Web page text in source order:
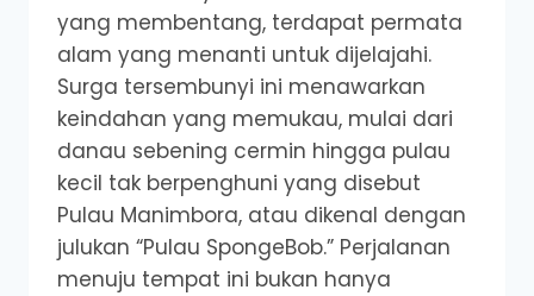
yang membentang, terdapat permata
alam yang menanti untuk dijelajahi.
Surga tersembunyi ini menawarkan
keindahan yang memukau, mulai dari
danau sebening cermin hingga pulau
kecil tak berpenghuni yang disebut
Pulau Manimbora, atau dikenal dengan
julukan “Pulau SpongeBob.” Perjalanan
menuju tempat ini bukan hanya